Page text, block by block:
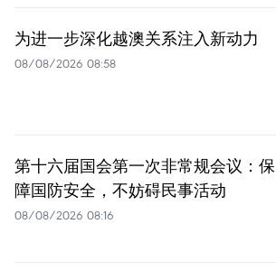
为进一步深化越澳关系注入新动力
08/08/2026 08:58
第十六届国会第一次非常规会议：保
障国防安全，不妨碍民事活动
08/08/2026 08:16